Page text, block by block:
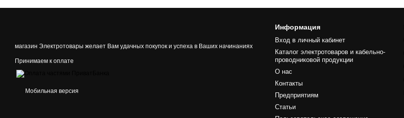
магазин Электротовары желает Вам удачных покупок и успеха в Ваших начинаниях
Принимаем к оплате
Мобильная версия
Информация
Вход в личный кабинет
Каталог электротоваров и кабельно-
проводниковой продукции
О нас
Контакты
Предприятиям
Статьи